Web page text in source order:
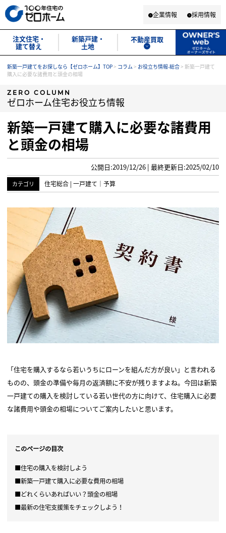
企業情報 採用情報
注文住宅・
建て替え
新築戸建・
土地
不動産買取
新築一戸建てをお探しなら【ゼロホーム】TOP> コラム > お役立ち情報-総合> 新築一戸建て
購入に必要な諸費用と頭金の相場
ZERO COLUMN
ゼロホーム住宅お役立ち情報
新築一戸建て購入に必要な諸費用
と頭金の相場
カテゴリ 住宅総合 | 一戸建て ｜ 予算
公開日:2019/12/26 | 最終更新日:2025/02/10
「住宅を購入するなら若いうちにローンを組んだ方が良い」と言われる
ものの、頭金の準備や毎月の返済額に不安が残りますよね。今回は新築
一戸建ての購入を検討している若い世代の方に向けて、住宅購入に必要
な諸費用や頭金の相場についてご案内したいと思います。
このページの目次
■住宅の購入を検討しよう
■新築一戸建て購入に必要な費用の相場
■どれくらいあればいい？頭金の相場
■最新の住宅支援策をチェックしよう！